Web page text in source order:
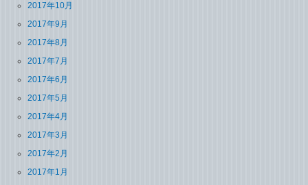
2017年10月
2017年9月
2017年8月
2017年7月
2017年6月
2017年5月
2017年4月
2017年3月
2017年2月
2017年1月